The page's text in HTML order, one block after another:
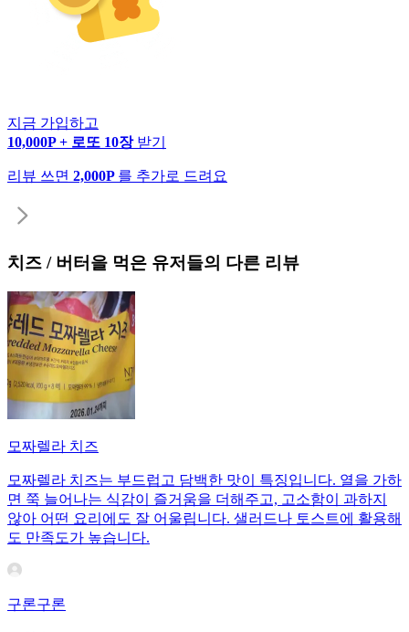
지금 가입하고
10,000P + 로또 10장 받기
리뷰 쓰면 2,000P 를 추가로 드려요
치즈 / 버터 을 먹은 유저들의 다른 리뷰
모짜렐라 치즈
모짜렐라 치즈는 부드럽고 담백한 맛이 특징입니다. 열을 가하
면 쭉 늘어나는 식감이 즐거움을 더해주고, 고소함이 과하지
않아 어떤 요리에도 잘 어울립니다. 샐러드나 토스트에 활용해
도 만족도가 높습니다.
구론구론